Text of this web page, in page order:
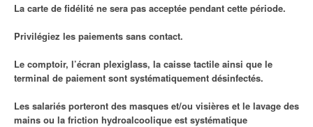
La carte de fidélité ne sera pas acceptée pendant cette période.
Privilégiez les paiements sans contact.
Le comptoir, l’écran plexiglass, la caisse tactile ainsi que le
terminal de paiement sont systématiquement désinfectés.
Les salariés porteront des masques et/ou visières et le lavage des
mains ou la friction hydroalcoolique est systématique